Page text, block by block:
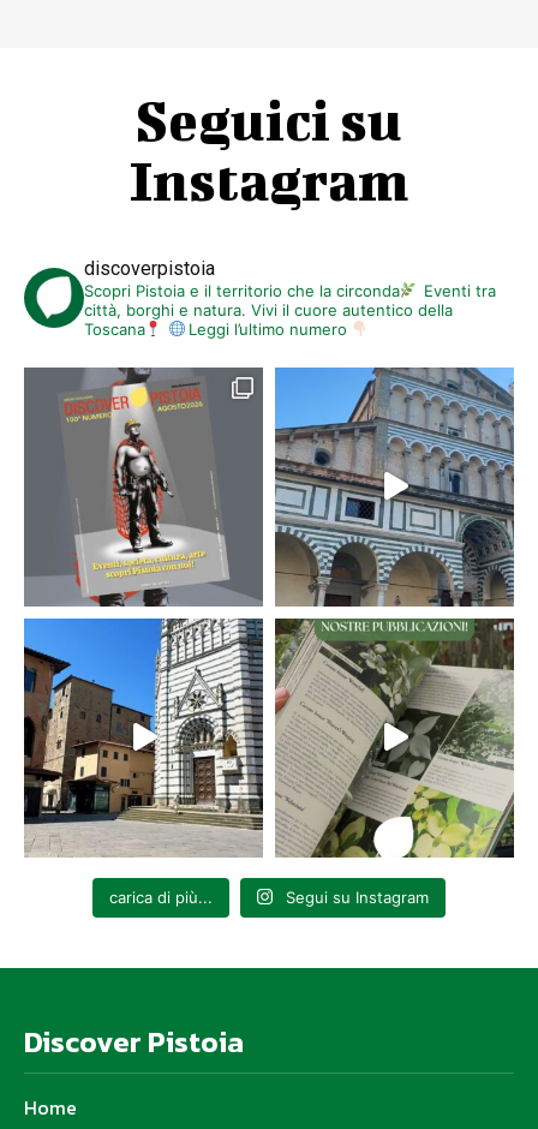
Seguici su
Instagram
discoverpistoia
Scopri Pistoia e il territorio che la circonda
Eventi tra
città, borghi e natura. Vivi il cuore autentico della
Toscana
Leggi l’ultimo numero
carica di più... Segui su Instagram
Discover Pistoia
Home